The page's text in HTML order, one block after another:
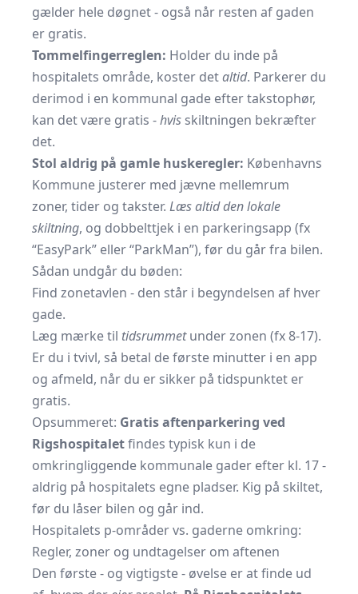
gælder hele døgnet - også når resten af gaden
er gratis.
Tommel­fingerreglen: Holder du inde på
hospitalets område, koster detaltid. Parkerer du
derimod i en kommunal gade efter takstophør,
kan det være gratis -hvis skiltningen bekræfter
det.
Stol aldrig på gamle huskeregler: Københavns
Kommune justerer med jævne mellemrum
zoner, tider og takster. Læs altid den lokale
skiltning, og dobbelttjek i en parkeringsapp (fx
“EasyPark” eller “ParkMan”), før du går fra bilen.
Sådan undgår du bøden:
Find zonetavlen - den står i begyndelsen af hver
gade.
Læg mærke til tidsrummetunder zonen (fx 8-17).
Er du i tvivl, så betal de første minutter i en app
og afmeld, når du er sikker på tidspunktet er
gratis.
Opsummeret: Gratis aftenparkering ved
Rigshospitaletfindes typisk kun i de
omkringliggende kommunale gader efter kl. 17 -
aldrig på hospitalets egne pladser. Kig på skiltet,
før du låser bilen og går ind.
Hospitalets p-områder vs. gaderne omkring:
Regler, zoner og undtagelser om aftenen
Den første - og vigtigste - øvelse er at finde ud